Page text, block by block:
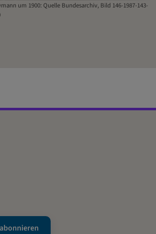
um 1900: Quelle Bundesarchiv, Bild 146-1987-143-